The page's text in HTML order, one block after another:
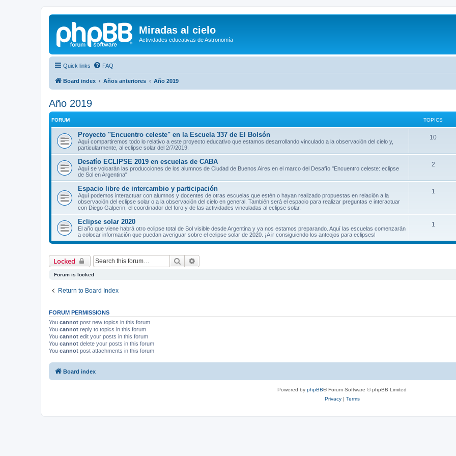
Miradas al cielo
Actividades educativas de Astronomía
Quick links FAQ
Board index Años anteriores Año 2019
Año 2019
FORUM TOPICS
Proyecto "Encuentro celeste" en la Escuela 337 de El Bolsón
Aquí compartiremos todo lo relativo a este proyecto educativo que estamos desarrollando vinculado a la observación del cielo y,
particularmente, al eclipse solar del 2/7/2019.
10
Desafío ECLIPSE 2019 en escuelas de CABA
Aquí se volcarán las producciones de los alumnos de Ciudad de Buenos Aires en el marco del Desafío "Encuentro celeste: eclipse
de Sol en Argentina"
2
Espacio libre de intercambio y participación
Aquí podemos interactuar con alumnos y docentes de otras escuelas que estén o hayan realizado propuestas en relación a la
observación del eclipse solar o a la observación del cielo en general. También será el espacio para realizar preguntas e interactuar
con Diego Galperin, el coordinador del foro y de las actividades vinculadas al eclipse solar.
1
Eclipse solar 2020
El año que viene habrá otro eclipse total de Sol visible desde Argentina y ya nos estamos preparando. Aquí las escuelas comenzarán
a colocar información que puedan averiguar sobre el eclipse solar de 2020. ¡A ir consiguiendo los anteojos para eclipses!
1
Locked Search
Forum is locked
Return to Board Index
FORUM PERMISSIONS
You cannot post new topics in this forum
You cannot reply to topics in this forum
You cannot edit your posts in this forum
You cannot delete your posts in this forum
You cannot post attachments in this forum
Board index
Powered by phpBB® Forum Software © phpBB Limited
Privacy| Terms